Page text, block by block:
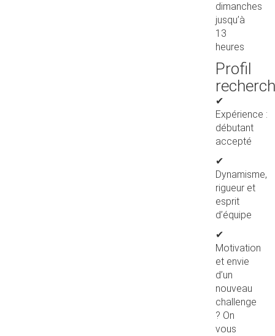
dimanches
jusqu’à
13
heures
Profil
✔
Expérience :
débutant
accepté
✔
Dynamisme,
rigueur et
esprit
d’équipe
✔
Motivation
et envie
d’un
nouveau
challenge
? On
vous